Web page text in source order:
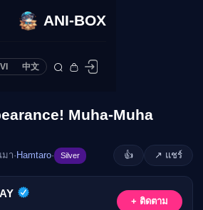
ANI-BOX
VI 中文
ปิด
ONE PIECE
Cardlist
Deck Builder
My-Collection
Deck Share
Muha-Muha
มา· Hamtaro· Silver 👍 ↗ แชร์
+ ติดตาม